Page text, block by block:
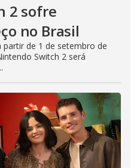
2 sofre
no Brasil
de 1 de setembro de
Switch 2 será